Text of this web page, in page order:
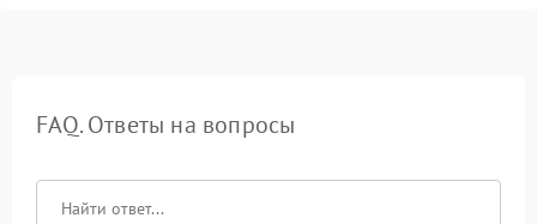
FAQ. Ответы на вопросы